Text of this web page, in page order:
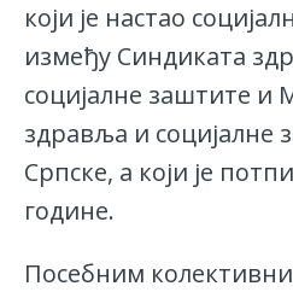
који је настао
између Синдиката
социјалне заштите и
здравља и социјалне
Српске, а који је
године.
Посебним